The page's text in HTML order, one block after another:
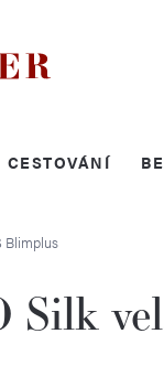
CESTOVÁNÍ
Blimplus
Silk